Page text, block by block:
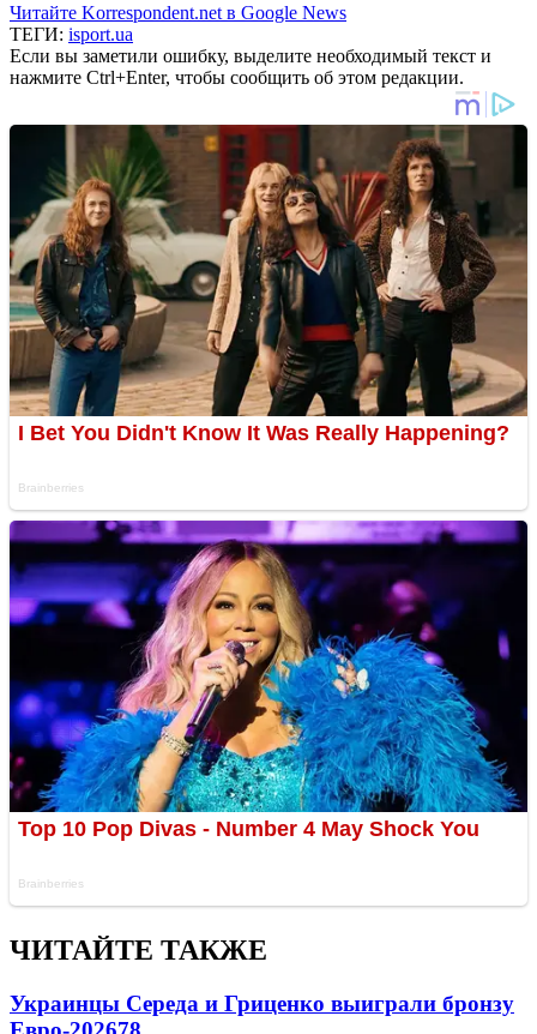
Читайте Korrespondent.net в Google News
ТЕГИ: isport.ua
Если вы заметили ошибку, выделите необходимый текст и
нажмите Ctrl+Enter, чтобы сообщить об этом редакции.
ЧИТАЙТЕ ТАКЖЕ
Украинцы Середа и Гриценко выиграли бронзу